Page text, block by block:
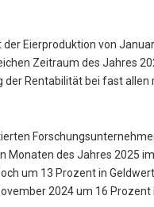
der Eierproduktion von
Zeitraum des Jahres
der Rentabilität bei fast
Monaten des Jahres 2025
um 13 Prozent in
2024 um 16 Prozent